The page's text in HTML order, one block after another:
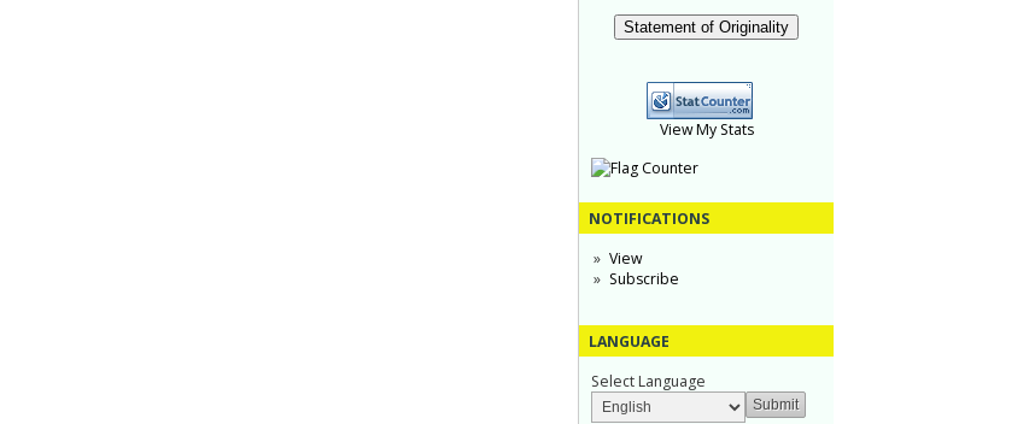
Statement of Originality
View My Stats
NOTIFICATIONS
View
Subscribe
LANGUAGE
Select Language